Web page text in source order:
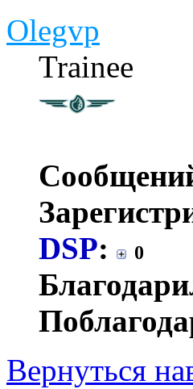
Olegvp
Trainee
DSP: 0
Вернуться